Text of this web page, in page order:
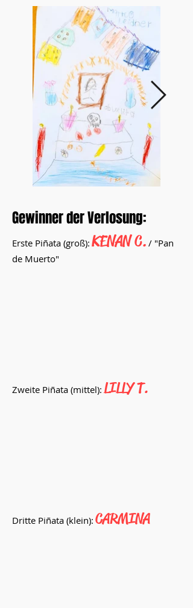
Matthäus L. 1
Gewinner der Verlosung:
Erste Piñata (groß): KENAN C. / "Pan
de Muerto"
Zweite Piñata (mittel): LILLY T.
Dritte Piñata (klein): CARMINA